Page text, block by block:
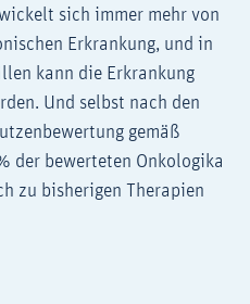
sich immer mehr von
Erkrankung, und in
kann die Erkrankung
Und selbst nach den
gemäß
der bewerteten Onkologika
zu bisherigen Therapien